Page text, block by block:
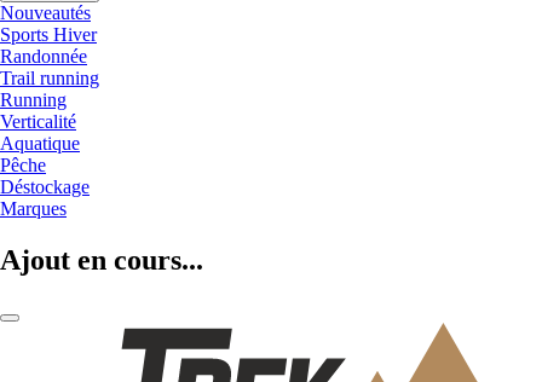
Nouveautés
Sports Hiver
Randonnée
Trail running
Running
Verticalité
Aquatique
Pêche
Déstockage
Marques
Ajout en cours...